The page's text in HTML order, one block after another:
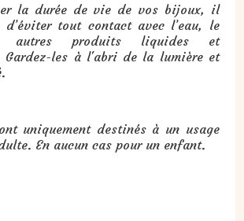
la durée de vie de vos bijoux, il
d’éviter tout contact avec l’eau, le
autres produits liquides et
Gardez-les à l'abri de la lumière et
uniquement destinés à un usage
En aucun cas pour un enfant.